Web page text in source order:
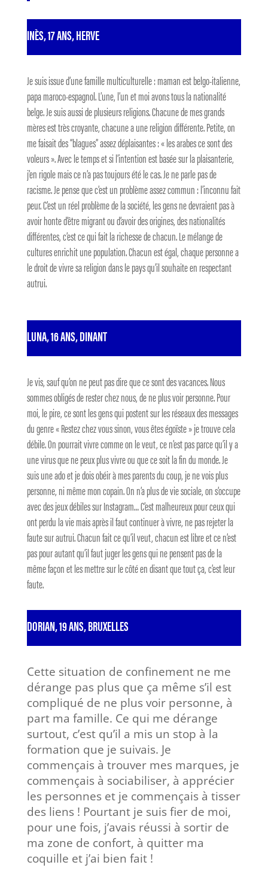
INÈS, 17 ANS, HERVE
Je suis issue d’une famille multiculturelle : maman est belgo-italienne,
papa maroco-espagnol. L’une, l’un et moi avons tous la nationalité
belge. Je suis aussi de plusieurs religions. Chacune de mes grands
mères est très croyante, chacune a une religion différente. Petite, on
me faisait des “blagues” assez déplaisantes : « les arabes ce sont des
voleurs ». Avec le temps et si l’intention est basée sur la plaisanterie,
j’en rigole mais ce n’a pas toujours été le cas. Je ne parle pas de
racisme. Je pense que c’est un problème assez commun : l’inconnu fait
peur. C’est un réel problème de la société, les gens ne devraient pas à
avoir honte d’être migrant ou d’avoir des origines, des nationalités
différentes, c’est ce qui fait la richesse de chacun. Le mélange de
cultures enrichit une population. Chacun est égal, chaque personne a
le droit de vivre sa religion dans le pays qu’il souhaite en respectant
autrui.
LUNA, 16 ANS, DINANT
Je vis, sauf qu’on ne peut pas dire que ce sont des vacances. Nous
sommes obligés de rester chez nous, de ne plus voir personne. Pour
moi, le pire, ce sont les gens qui postent sur les réseaux des messages
du genre « Restez chez vous sinon, vous êtes égoïste » je trouve cela
débile. On pourrait vivre comme on le veut, ce n’est pas parce qu’il y a
une virus que ne peux plus vivre ou que ce soit la fin du monde. Je
suis une ado et je dois obéir à mes parents du coup, je ne vois plus
personne, ni même mon copain. On n’a plus de vie sociale, on s’occupe
avec des jeux débiles sur Instagram… C’est malheureux pour ceux qui
ont perdu la vie mais après il faut continuer à vivre, ne pas rejeter la
faute sur autrui. Chacun fait ce qu’il veut, chacun est libre et ce n’est
pas pour autant qu’il faut juger les gens qui ne pensent pas de la
même façon et les mettre sur le côté en disant que tout ça, c’est leur
faute.
DORIAN, 19 ANS, BRUXELLES
Cette situation de confinement ne me
dérange pas plus que ça même s’il est
compliqué de ne plus voir personne, à
part ma famille. Ce qui me dérange
surtout, c’est qu’il a mis un stop à la
formation que je suivais. Je
commençais à trouver mes marques, je
commençais à sociabiliser, à apprécier
les personnes et je commençais à tisser
des liens ! Pourtant je suis fier de moi,
pour une fois, j’avais réussi à sortir de
ma zone de confort, à quitter ma
coquille et j’ai bien fait !